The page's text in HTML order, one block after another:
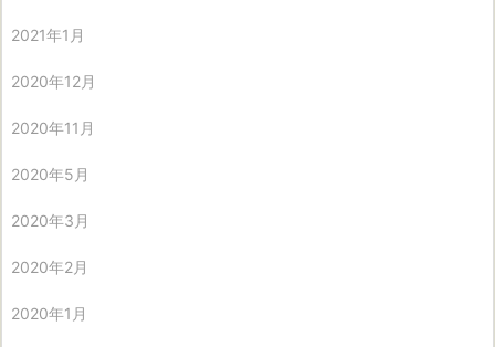
2021年1月
2020年12月
2020年11月
2020年5月
2020年3月
2020年2月
2020年1月